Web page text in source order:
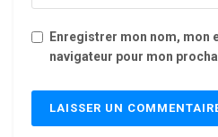
Enregistrer mon nom, mon
navigateur pour mon